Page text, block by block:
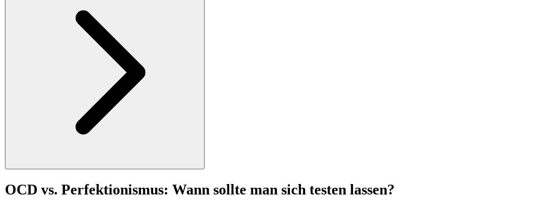
OCD vs. Perfektionismus: Wann sollte man sich testen lassen?